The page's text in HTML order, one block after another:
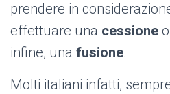
prendere in
effettuare una cessione
infine, una fusione.
Molti italiani infatti,